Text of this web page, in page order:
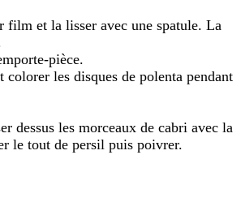
film et la lisser avec une spatule. La
pièce.
les disques de polenta pendant
dessus les morceaux de cabri avec la
le tout de persil puis poivrer.